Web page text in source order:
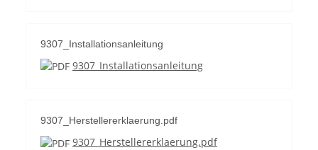
9307_Installationsanleitung
9307_Installationsanleitung
9307_Herstellererklaerung.pdf
9307_Herstellererklaerung.pdf